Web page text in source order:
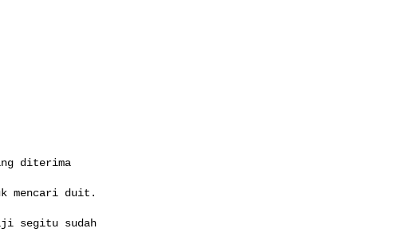
diterima
mencari duit.
segitu sudah